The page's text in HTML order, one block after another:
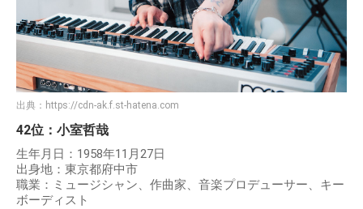
出典： https://cdn-ak.f.st-hatena.com
42位：小室哲哉
生年月日：1958年11月27日
出身地：東京都府中市
職業：ミュージシャン、作曲家、音楽プロデューサー、キー
ボーディスト